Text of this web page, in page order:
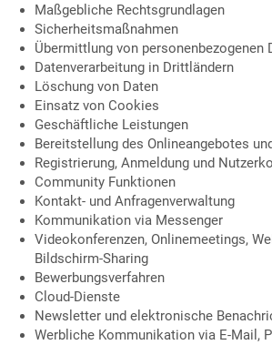
Maßgebliche Rechtsgrundlagen
Sicherheitsmaßnahmen
Übermittlung von personenbezogenen
Datenverarbeitung in Drittländern
Löschung von Daten
Einsatz von Cookies
Geschäftliche Leistungen
Bereitstellung des Onlineangebotes
Registrierung, Anmeldung und
Community Funktionen
Kontakt- und Anfragenverwaltung
Kommunikation via Messenger
Videokonferenzen, Onlinemeetings,
Bildschirm-Sharing
Bewerbungsverfahren
Cloud-Dienste
Newsletter und elektronische
Werbliche Kommunikation via E-Mail,